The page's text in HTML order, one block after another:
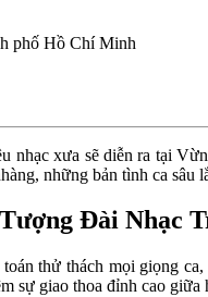
phố Hồ Chí Minh
nhạc xưa sẽ diễn ra tại
những bản tình ca
Đài Nhạc
thử thách mọi giọng
sự giao thoa đỉnh cao giữa